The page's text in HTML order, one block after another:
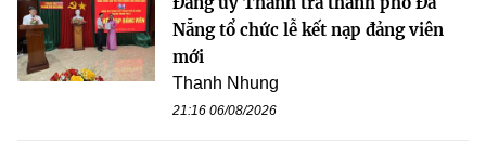
Nẵng tổ chức lễ kết nạp đảng viên
mới
Thanh Nhung
21:16 06/08/2026